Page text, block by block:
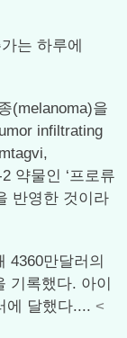
는 하루에
(melanoma)을
infiltrating
약물인 ‘프로류
반영한 것이라
4360만달러의
기록했다. 아이
에 달했다.... <